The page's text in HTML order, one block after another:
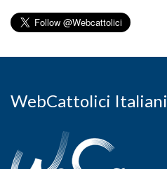
WebCattolici Italiani